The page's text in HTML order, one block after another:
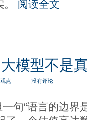
阅读全文
模型不是
观点 没有评论
句“语言的边界